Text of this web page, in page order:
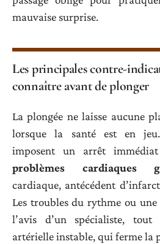
mauvaise surprise.
Les principales contre-
connaître avant de plonger
La plongée ne laisse aucune
lorsque la santé est en
imposent un arrêt
problèmes cardiaques
cardiaque, antécédent
Les troubles du rythme ou
l’avis d’un spécialiste,
artérielle instable, qui ferme la